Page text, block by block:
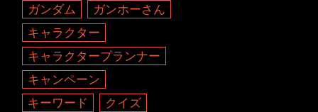
ガンダム
ガンホーさん
キャラクター
キャラクタープランナー
キャンペーン
キーワード
クイズ